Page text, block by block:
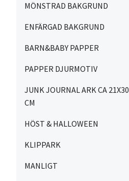
MÖNSTRAD BAKGRUND
ENFÄRGAD BAKGRUND
BARN&BABY PAPPER
PAPPER DJURMOTIV
JUNK JOURNAL ARK CA 21X30
CM
HÖST & HALLOWEEN
KLIPPARK
MANLIGT